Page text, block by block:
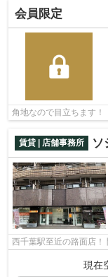
会員限定
角地なので目立ちます！
賃貸 | 店舗事務所 ソ
西千葉駅至近の路面店！
現在